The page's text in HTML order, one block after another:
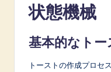
状態機械
基本的なト
トーストの作成プロセ